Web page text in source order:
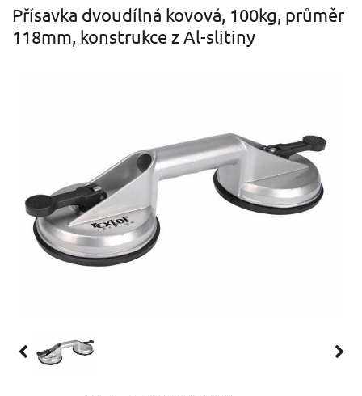
Přísavka dvoudílná kovová, 100kg, průměr
118mm, konstrukce z Al-slitiny